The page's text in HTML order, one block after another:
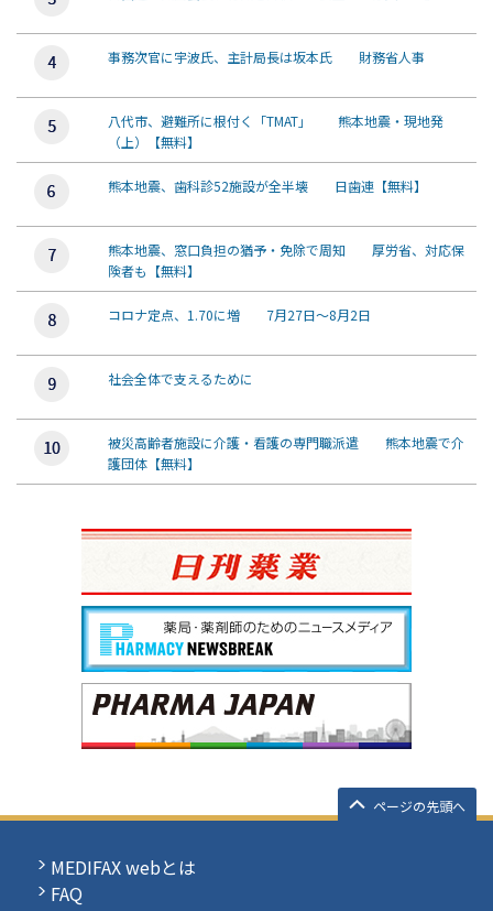
事務次官に宇波氏、主計局長は坂本氏 財務省人事
八代市、避難所に根付く「TMAT」 熊本地震・現地発
（上）【無料】
熊本地震、歯科診52施設が全半壊 日歯連【無料】
熊本地震、窓口負担の猶予・免除で周知 厚労省、対応保
険者も【無料】
コロナ定点、1.70に増 7月27日～8月2日
社会全体で支えるために
被災高齢者施設に介護・看護の専門職派遣 熊本地震で介
護団体【無料】
ページの先頭へ
MEDIFAX webとは
FAQ